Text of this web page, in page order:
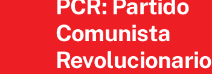
PCR: Partido
Comunista
Revolucionario